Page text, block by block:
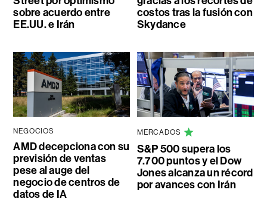
sobre acuerdo entre
EE.UU. e Irán
costos tras la fusión con
Skydance
NEGOCIOS
AMD decepciona con su
previsión de ventas
pese al auge del
negocio de centros de
datos de IA
MERCADOS
S&P 500 supera los
7.700 puntos y el Dow
Jones alcanza un récord
por avances con Irán